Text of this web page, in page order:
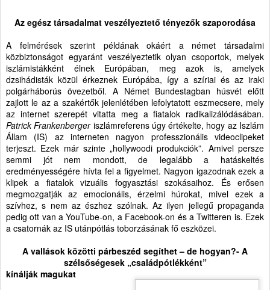
Az egész társadalmat veszélyeztető tényezők szaporodása
A felmérések szerint példának okáért a német társadalmi
közbiztonságot egyaránt veszélyeztetik olyan csoportok, melyek
iszlámistákként élnek Európában, meg azok is, amelyek
dzsihádisták közül érkeznek Európába, így a szíriai és az iraki
polgárháborús övezetből. A Német Bundestagban húsvét előtt
zajlott le az a szakértők jelenlétében lefolytatott eszmecsere, mely
az internet szerepét vitatta meg a fiatalok radikalizálódásában.
Patrick Frankenbergeriszlámreferens úgy értékelte, hogy az Iszlám
Állam (IS) az interneten nagyon professzionális videoclipeket
terjeszt. Ezek már szinte „hollywoodi produkciók”. Amivel persze
semmi jót nem mondott, de legalább a hatáskeltés
eredményességére hívta fel a figyelmet. Nagyon igazodnak ezek a
klipek a fiatalok vizuális fogyasztási szokásaihoz. És erősen
megmozgatják az emocionális, érzelmi húrokat, mivel ezek a
szívhez, s nem az észhez szólnak. Az ilyen jellegű propaganda
pedig ott van a YouTube-on, a Facebook-on és a Twitteren is. Ezek
a csatornák az IS utánpótlás toborzásának fő eszközei.
A vallások közötti párbeszéd segíthet – de hogyan?- A
szélsőségesek „családpótlékként”
kínálják magukat